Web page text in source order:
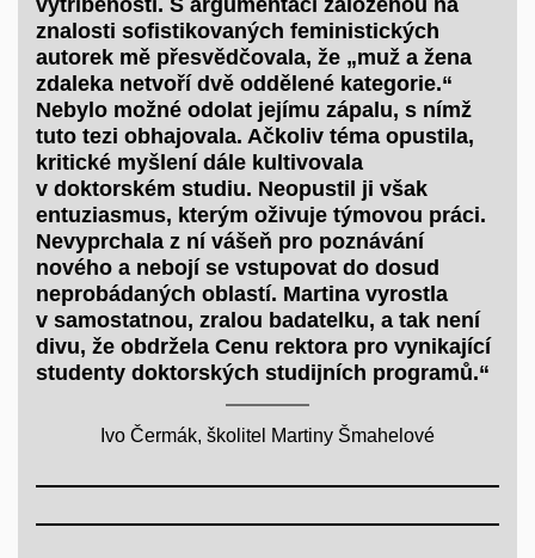
vytříbeností. S argumentací založenou na
znalosti sofistikovaných feministických
autorek mě přesvědčovala, že „muž a žena
zdaleka netvoří dvě oddělené kategorie.“
Nebylo možné odolat jejímu zápalu, s nímž
tuto tezi obhajovala. Ačkoliv téma opustila,
kritické myšlení dále kultivovala
v doktorském studiu. Neopustil ji však
entuziasmus, kterým oživuje týmovou práci.
Nevyprchala z ní vášeň pro poznávání
nového a nebojí se vstupovat do dosud
neprobádaných oblastí. Martina vyrostla
v samostatnou, zralou badatelku, a tak není
divu, že obdržela Cenu rektora pro vynikající
studenty doktorských studijních programů.“
Ivo Čermák, školitel Martiny Šmahelové